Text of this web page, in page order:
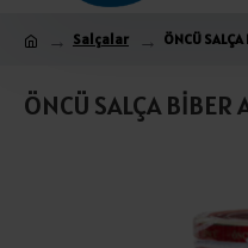
Salçalar ÖNCÜ
ÖNCÜ SALÇA